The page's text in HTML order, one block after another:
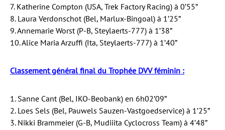
7. Katherine Compton (USA, Trek Factory Racing) à 0’55”
8. Laura Verdonschot (Bel, Marlux-Bingoal) à 1’25”
9. Annemarie Worst (P-B, Steylaerts-777) à 1’38”
10. Alice Maria Arzuffi (Ita, Steylaerts-777) à 1’40”
Classement général final du Trophée DVV féminin :
1. Sanne Cant (Bel, IKO-Beobank) en 6h02’09”
2. Loes Sels (Bel, Pauwels Sauzen-Vastgoedservice) à 1’25”
3. Nikki Brammeier (G-B, Mudiiita Cyclocross Team) à 4’48”